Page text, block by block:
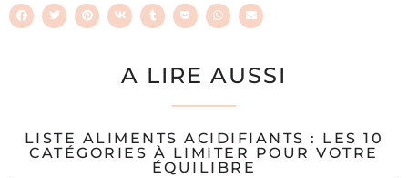
A LIRE AUSSI
LISTE ALIMENTS ACIDIFIANTS : LES 10
CATÉGORIES À LIMITER POUR VOTRE
ÉQUILIBRE